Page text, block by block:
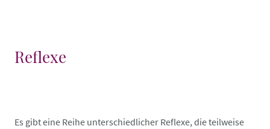
Reflexe
Es gibt eine Reihe unterschiedlicher Reflexe, die teilweise